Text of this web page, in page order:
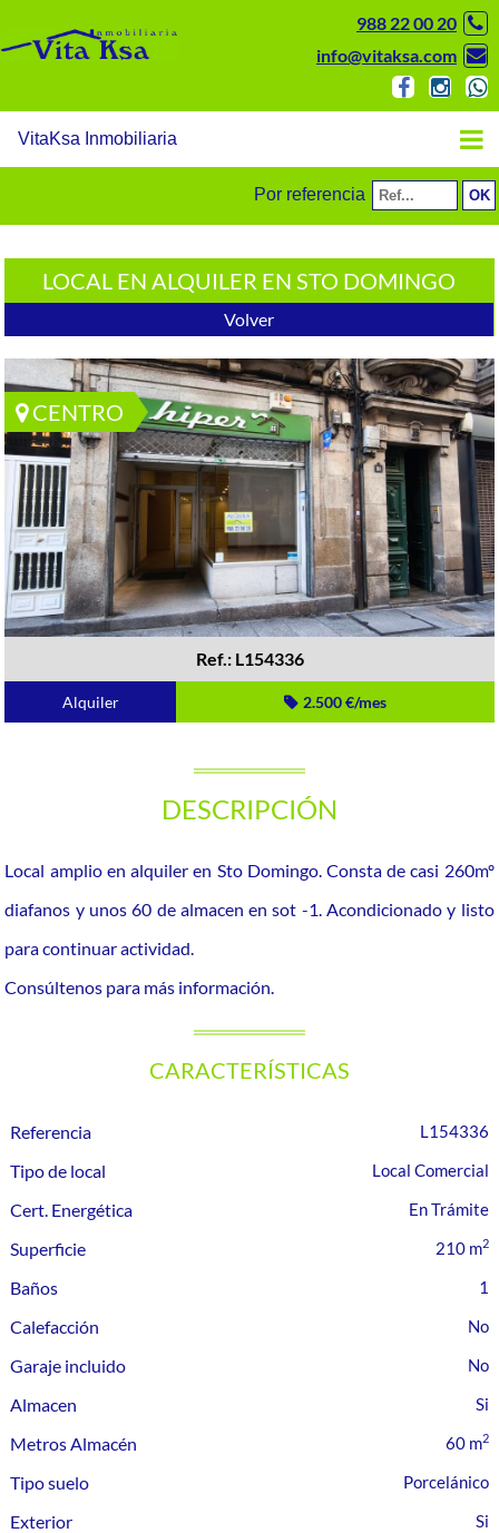
988 22 00 20
info@vitaksa.com
VitaKsa Inmobiliaria
Por referencia
LOCAL EN ALQUILER EN STO DOMINGO
Volver
CENTRO
Ref.: L154336
Alquiler 2.500 €/mes
DESCRIPCIÓN
Local amplio en alquiler en Sto Domingo. Consta de casi 260mº
diafanos y unos 60 de almacen en sot -1. Acondicionado y listo
para continuar actividad.
Consúltenos para más información.
CARACTERÍSTICAS
Referencia L154336
Tipo de local Local Comercial
Cert. Energética En Trámite
Superficie 210 m2
Baños 1
Calefacción
Garaje incluido
Almacen
Metros Almacén
60 m2
Tipo suelo Porcelánico
Exterior